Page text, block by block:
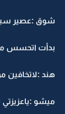
شوق :عصير
بدأت اتحسس
هند :لاتخافين
ميشو